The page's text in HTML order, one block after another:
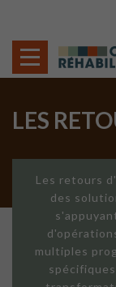
LES
Les retours
des
multiples